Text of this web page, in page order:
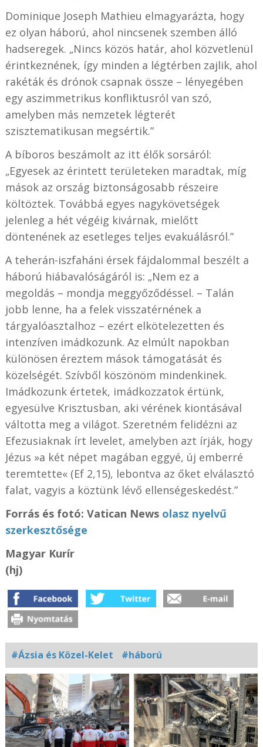
Dominique Joseph Mathieu elmagyarázta, hogy
ez olyan háború, ahol nincsenek szemben álló
hadseregek. „Nincs közös határ, ahol közvetlenül
érintkeznének, így minden a légtérben zajlik, ahol
rakéták és drónok csapnak össze – lényegében
egy aszimmetrikus konfliktusról van szó,
amelyben más nemzetek légterét
szisztematikusan megsértik.”
A bíboros beszámolt az itt élők sorsáról:
„Egyesek az érintett területeken maradtak, míg
mások az ország biztonságosabb részeire
költöztek. Továbbá egyes nagykövetségek
jelenleg a hét végéig kivárnak, mielőtt
döntenének az esetleges teljes evakuálásról.”
A teherán-iszfaháni érsek fájdalommal beszélt a
háború hiábavalóságáról is: „Nem ez a
megoldás – mondja meggyőződéssel. – Talán
jobb lenne, ha a felek visszatérnének a
tárgyalóasztalhoz – ezért elkötelezetten és
intenzíven imádkozunk. Az elmúlt napokban
különösen éreztem mások támogatását és
közelségét. Szívből köszönöm mindenkinek.
Imádkozunk értetek, imádkozzatok értünk,
egyesülve Krisztusban, aki vérének kiontásával
váltotta meg a világot. Szeretném felidézni az
Efezusiaknak írt levelet, amelyben azt írják, hogy
Jézus »a két népet magában eggyé, új emberré
teremtette« (Ef 2,15), lebontva az őket elválasztó
falat, vagyis a köztünk lévő ellenségeskedést.”
Forrás és fotó: Vatican News olasz nyelvű
szerkesztősége
Magyar Kurír
(hj)
#Ázsia és Közel-Kelet #háború
Kapcsolódó
fotógaléria